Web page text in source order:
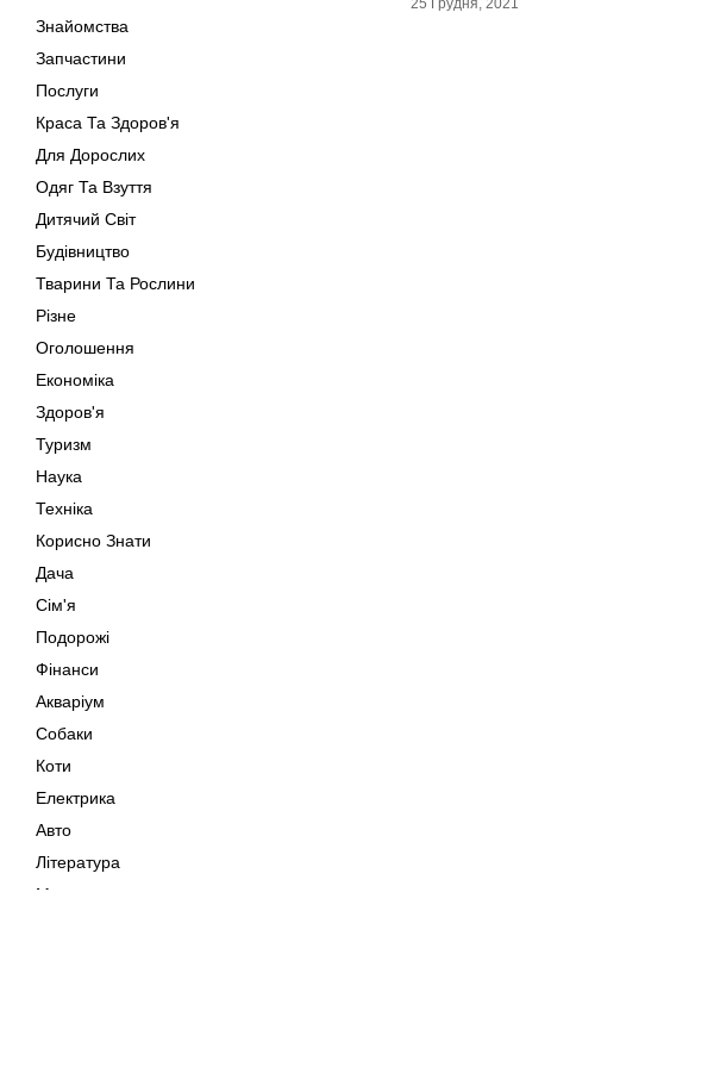
Знайомства
Запчастини
Послуги
Краса Та Здоров'я
Для Дорослих
Одяг Та Взуття
Дитячий Світ
Будівництво
Тварини Та Рослини
Різне
Оголошення
Економіка
Здоров'я
Туризм
Наука
Техніка
Корисно Знати
Дача
Сім'я
Подорожі
Фінанси
Акваріум
Собаки
Коти
Електрика
Авто
Література
Музика
25 Грудня, 2021